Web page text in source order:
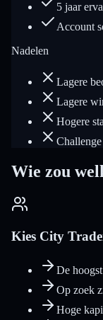
5 jaar
Account
Nadelen
Lagere
Lagere
Hogere
Wie zou
Kies City
De
Op zoek
Hoge